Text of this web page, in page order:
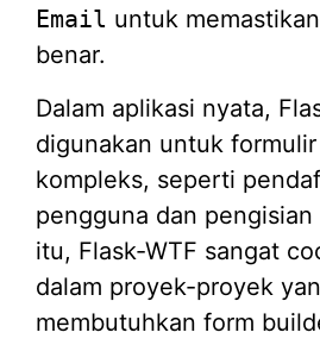
Email untuk
benar.
Dalam aplikasi nyata,
digunakan untuk
kompleks, seperti
pengguna dan
itu, Flask-WTF sangat
dalam proyek-proyek
membutuhkan form